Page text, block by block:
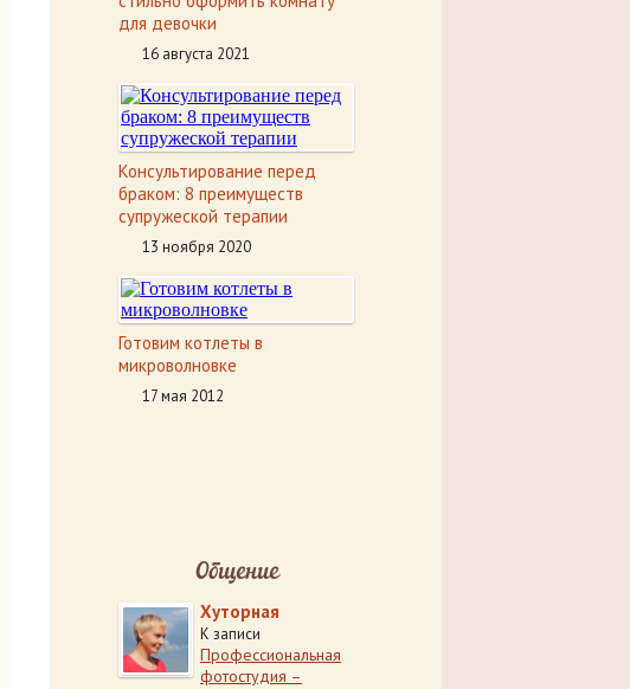
для девочки
16 августа 2021
Консультирование перед
браком: 8 преимуществ
супружеской терапии
13 ноября 2020
Готовим котлеты в
микроволновке
17 мая 2012
Общение
Хуторная
К записи
Профессиональная
фотостудия –